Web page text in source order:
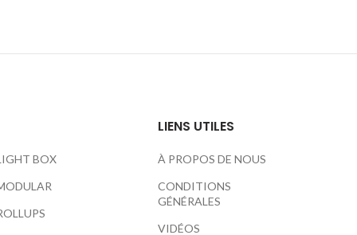
BOX
LIENS UTILES
À PROPOS DE NOUS
CONDITIONS
GÉNÉRALES
VIDÉOS